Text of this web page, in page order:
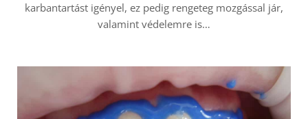
karbantartást igényel, ez pedig rengeteg mozgással jár,
valamint védelemre is…